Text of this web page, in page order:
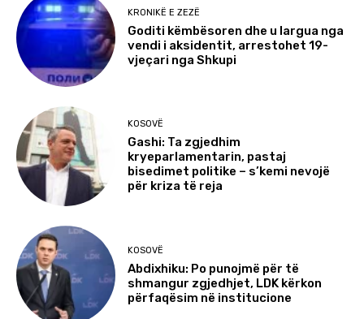
KRONIKË E ZEZË
Goditi këmbësoren dhe u largua nga
vendi i aksidentit, arrestohet 19-
vjeçari nga Shkupi
KOSOVË
Gashi: Ta zgjedhim
kryeparlamentarin, pastaj
bisedimet politike – s’kemi nevojë
për kriza të reja
KOSOVË
Abdixhiku: Po punojmë për të
shmangur zgjedhjet, LDK kërkon
përfaqësim në institucione